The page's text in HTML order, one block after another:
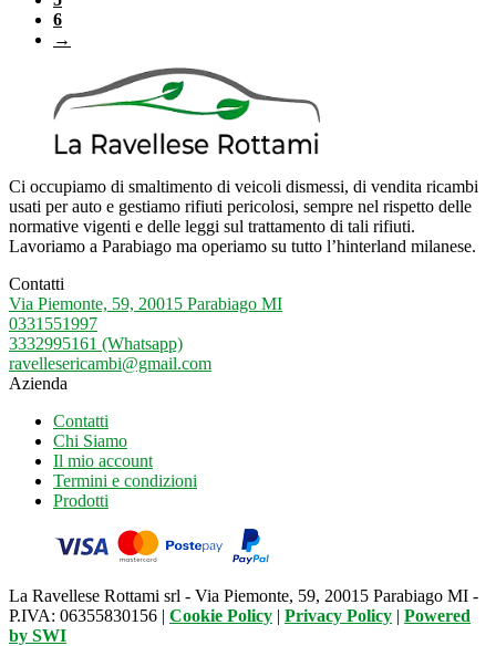
6
→
Ci occupiamo di smaltimento di veicoli dismessi, di vendita ricambi
usati per auto e gestiamo rifiuti pericolosi, sempre nel rispetto delle
normative vigenti e delle leggi sul trattamento di tali rifiuti.
Lavoriamo a Parabiago ma operiamo su tutto l’hinterland milanese.
Contatti
Via Piemonte, 59, 20015 Parabiago MI
0331551997
3332995161 (Whatsapp)
ravellesericambi@gmail.com
Azienda
Contatti
Chi Siamo
Il mio account
Termini e condizioni
Prodotti
La Ravellese Rottami srl - Via Piemonte, 59, 20015 Parabiago MI -
P.IVA: 06355830156 | Cookie Policy | Privacy Policy | Powered
by SWI